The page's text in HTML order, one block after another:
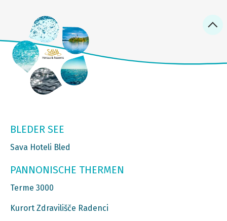
BLEDER SEE
Sava Hoteli Bled
PANNONISCHE THERMEN
Terme 3000
Kurort Zdravilišče Radenci